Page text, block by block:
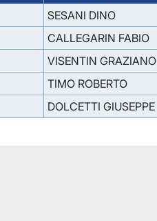
SESANI DINO
CALLEGARIN FABIO
VISENTIN GRAZIANO
TIMO ROBERTO
DOLCETTI GIUSEPPE